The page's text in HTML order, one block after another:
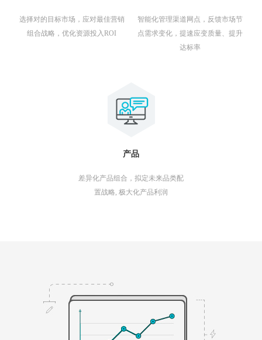
选择对的目标市场，应对最佳营销
组合战略，优化资源投入ROI
智能化管理渠道网点，反馈市场节
点需求变化，提速应变质量、提升
达标率
产品
差异化产品组合，拟定未来品类配
置战略, 极大化产品利润